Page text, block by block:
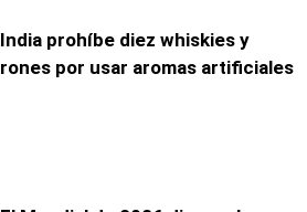
India prohíbe diez whiskies y
rones por usar aromas artificiales